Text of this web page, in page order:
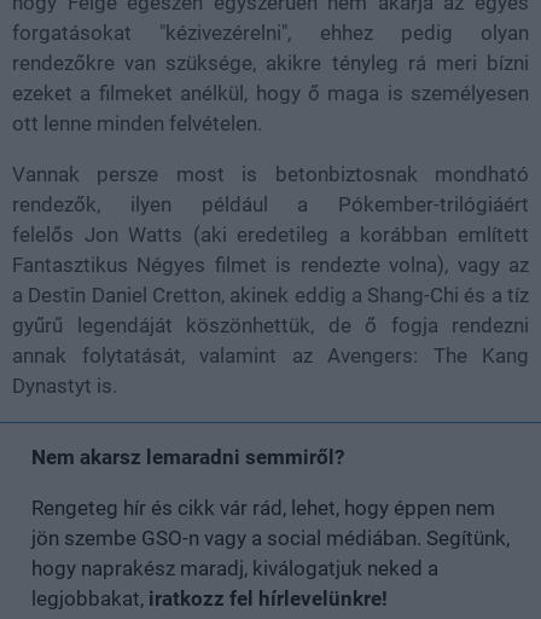
forgatásokat "kézivezérelni", ehhez pedig olyan
rendezőkre van szüksége, akikre tényleg rá meri bízni
ezeket a filmeket anélkül, hogy ő maga is személyesen
ott lenne minden felvételen.
Vannak persze most is betonbiztosnak mondható
rendezők, ilyen például a Pókember-trilógiáért
felelős Jon Watts (aki eredetileg a korábban említett
Fantasztikus Négyes filmet is rendezte volna), vagy az
a Destin Daniel Cretton, akinek eddig a Shang-Chi és a tíz
gyűrű legendáját köszönhettük, de ő fogja rendezni
annak folytatását, valamint az Avengers: The Kang
Dynastyt is.
Nem akarsz lemaradni semmiről?
Rengeteg hír és cikk vár rád, lehet, hogy éppen nem
jön szembe GSO-n vagy a social médiában. Segítünk,
hogy naprakész maradj, kiválogatjuk neked a
legjobbakat, iratkozz fel hírlevelünkre!